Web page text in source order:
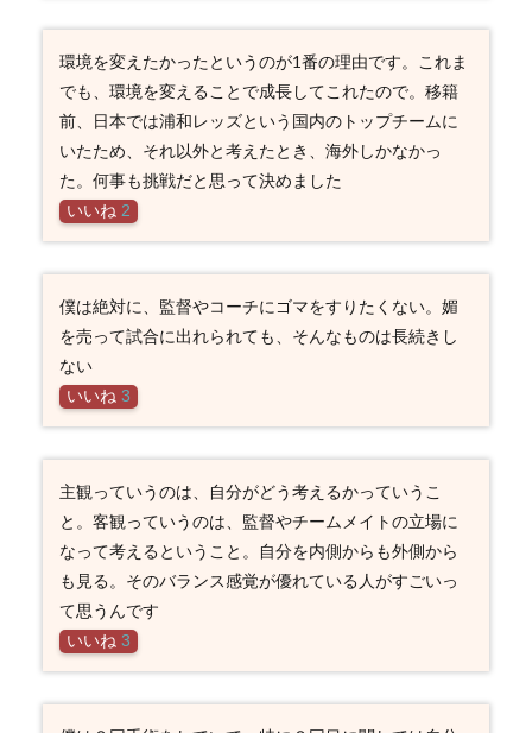
環境を変えたかったというのが1番の理由です。これま
でも、環境を変えることで成長してこれたので。移籍
前、日本では浦和レッズという国内のトップチームに
いたため、それ以外と考えたとき、海外しかなかっ
た。何事も挑戦だと思って決めました
いいね 2
僕は絶対に、監督やコーチにゴマをすりたくない。媚
を売って試合に出れられても、そんなものは長続きし
ない
いいね 3
主観っていうのは、自分がどう考えるかっていうこ
と。客観っていうのは、監督やチームメイトの立場に
なって考えるということ。自分を内側からも外側から
も見る。そのバランス感覚が優れている人がすごいっ
て思うんです
いいね 3